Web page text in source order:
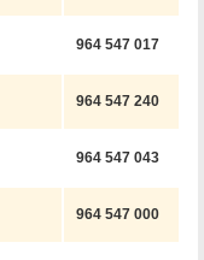
964 547 017
964 547 240
964 547 043
964 547 000